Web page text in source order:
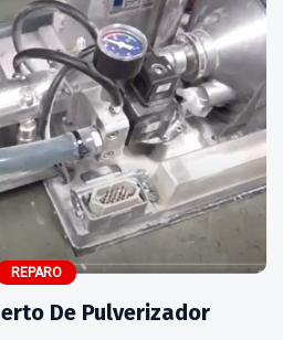
REPARO
De Pulverizador